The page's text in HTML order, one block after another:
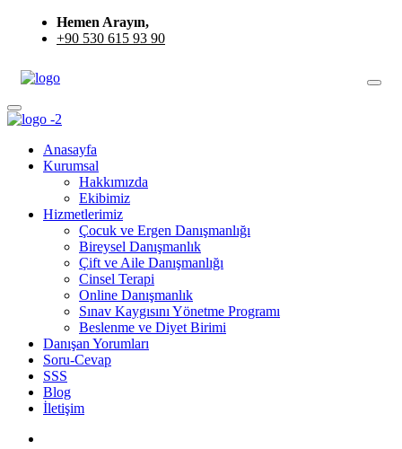
Hemen Arayın,
+90 530 615 93 90
Anasayfa
Kurumsal
Hakkımızda
Ekibimiz
Hizmetlerimiz
Çocuk ve Ergen Danışmanlığı
Bireysel Danışmanlık
Çift ve Aile Danışmanlığı
Cinsel Terapi
Online Danışmanlık
Sınav Kaygısını Yönetme Programı
Beslenme ve Diyet Birimi
Danışan Yorumları
Soru-Cevap
SSS
Blog
İletişim